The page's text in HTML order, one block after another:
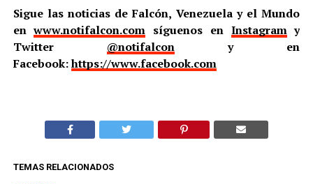
Sigue las noticias de Falcón, Venezuela y el Mundo
enwww.notifalcon.com síguenos en Instagramy
Twitter @notifalcony en
Facebook:https://www.facebook.com
TEMAS RELACIONADOS